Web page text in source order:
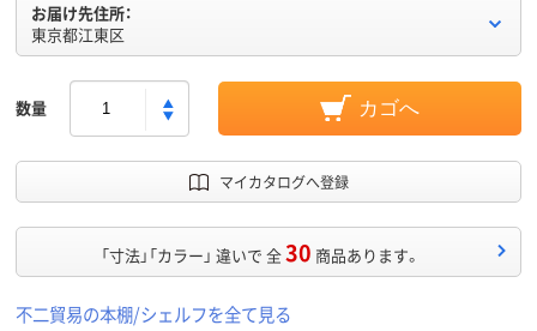
お届け先住所：
東京都江東区
数量 カゴへ
マイカタログへ登録
「寸法」「カラー」 違いで 全30 商品あります。
不二貿易の本棚/シェルフを全て見る